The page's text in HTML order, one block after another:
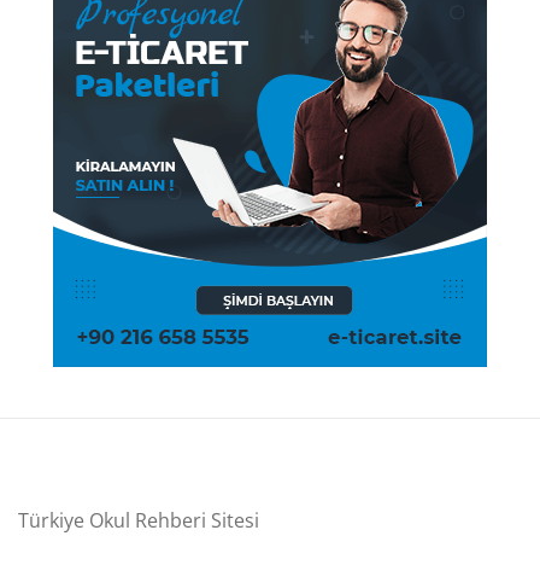
Türkiye Okul Rehberi Sitesi